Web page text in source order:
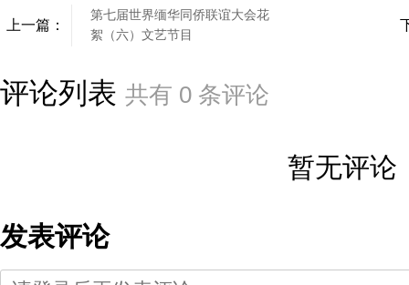
上一篇：
第七届世界缅华同侨联谊大会花
絮（六）文艺节目
评论列表 共有 0 条评论
暂无评论
发表评论